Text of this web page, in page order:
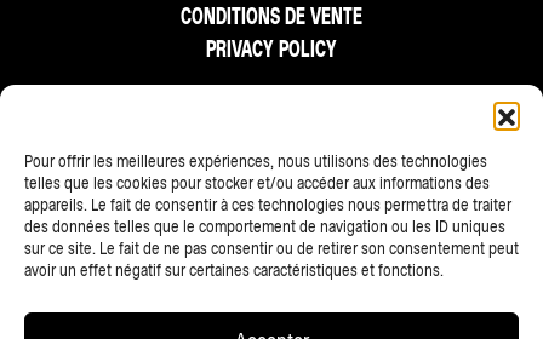
Pour offrir les meilleures expériences, nous utilisons des technologies
telles que les cookies pour stocker et/ou accéder aux informations des
appareils. Le fait de consentir à ces technologies nous permettra de traiter
des données telles que le comportement de navigation ou les ID uniques
sur ce site. Le fait de ne pas consentir ou de retirer son consentement peut
avoir un effet négatif sur certaines caractéristiques et fonctions.
CONDITIONS DE VENTE
PRIVACY POLICY